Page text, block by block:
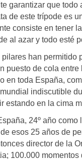
garantizar que
de este trípode es
consiste en tener
al azar y todo esté
pilares han permitido
puesto de cola
en toda España,
indiscutible
estando en la cima
24º año
esos 25 años de
director de la
100.000